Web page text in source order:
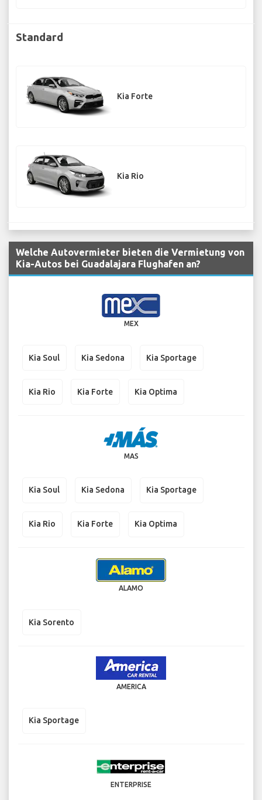
Standard
Kia Forte
Kia Rio
Welche Autovermieter bieten die Vermietung von
Kia-Autos bei Guadalajara Flughafen an?
MEX
Kia Soul Kia Sedona Kia Sportage
Kia Rio Kia Forte Kia Optima
MAS
Kia Soul Kia Sedona Kia Sportage
Kia Rio Kia Forte Kia Optima
ALAMO
Kia Sorento
AMERICA
Kia Sportage
ENTERPRISE